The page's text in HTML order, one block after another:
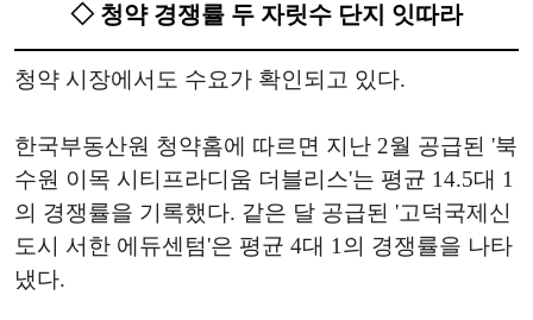
◇ 청약 경쟁률 두 자릿수 단지 잇따라
청약 시장에서도 수요가 확인되고 있다.
한국부동산원 청약홈에 따르면 지난 2월 공급된 '북
수원 이목 시티프라디움 더블리스'는 평균 14.5대 1
의 경쟁률을 기록했다. 같은 달 공급된 '고덕국제신
도시 서한 에듀센텀'은 평균 4대 1의 경쟁률을 나타
냈다.